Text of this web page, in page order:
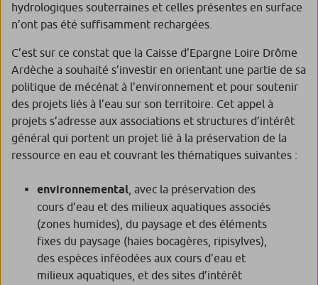
hydrologiques souterraines et celles présentes en surface
n’ont pas été suffisamment rechargées.
C’est sur ce constat que la Caisse d’Epargne Loire Drôme
Ardèche a souhaité s’investir en orientant une partie de sa
politique de mécénat à l’environnement et pour soutenir
des projets liés à l’eau sur son territoire. Cet appel à
projets s’adresse aux associations et structures d’intérêt
général qui portent un projet lié à la préservation de la
ressource en eau et couvrant les thématiques suivantes :
environnemental , avec la préservation des
cours d’eau et des milieux aquatiques associés
(zones humides), du paysage et des éléments
fixes du paysage (haies bocagères, ripisylves),
des espèces inféodées aux cours d’eau et
milieux aquatiques, et des sites d’intérêt